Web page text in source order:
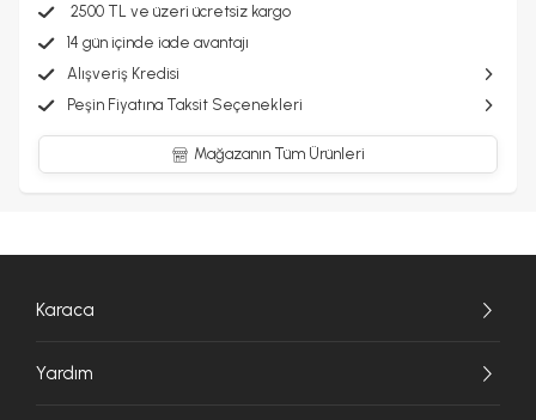
2500 TL ve üzeri ücretsiz kargo
14 gün içinde iade avantajı
Alışveriş Kredisi
Peşin Fiyatına Taksit Seçenekleri
Mağazanın Tüm Ürünleri
Karaca
Yardım